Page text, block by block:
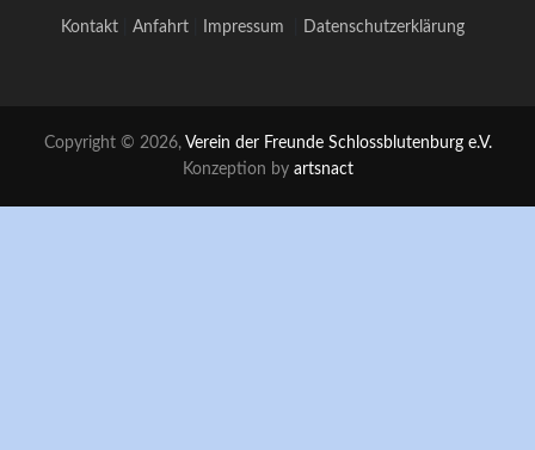
Kontakt Anfahrt Impressum Datenschutzerklärung
Copyright © 2026, Verein der Freunde Schlossblutenburg e.V.
Konzeption by artsnact